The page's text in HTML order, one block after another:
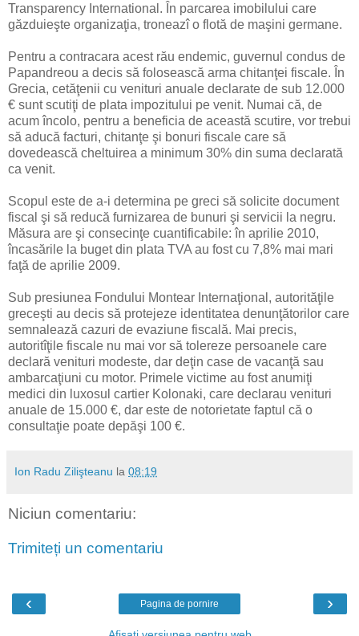
Transparency International. În parcarea imobilului care
găzduieşte organizaţia, troneazî o flotă de maşini germane.
Pentru a contracara acest rău endemic, guvernul condus de
Papandreou a decis să folosească arma chitanţei fiscale. În
Grecia, cetăţenii cu venituri anuale declarate de sub 12.000
€ sunt scutiţi de plata impozitului pe venit. Numai că, de
acum încolo, pentru a beneficia de această scutire, vor trebui
să aducă facturi, chitanţe şi bonuri fiscale care să
dovedească cheltuirea a minimum 30% din suma declarată
ca venit.
Scopul este de a-i determina pe greci să solicite document
fiscal şi să reducă furnizarea de bunuri şi servicii la negru.
Măsura are şi consecinţe cuantificabile: în aprilie 2010,
încasările la buget din plata TVA au fost cu 7,8% mai mari
faţă de aprilie 2009.
Sub presiunea Fondului Montear Internaţional, autorităţile
greceşti au decis să protejeze identitatea denunţătorilor care
semnalează cazuri de evaziune fiscală. Mai precis,
autoritîţile fiscale nu mai vor să tolereze persoanele care
declară venituri modeste, dar deţin case de vacanţă sau
ambarcaţiuni cu motor. Primele victime au fost anumiţi
medici din luxosul cartier Kolonaki, care declarau venituri
anuale de 15.000 €, dar este de notorietate faptul că o
consultaţie poate depăşi 100 €.
Ion Radu Zilişteanu la 08:19
Niciun comentariu:
Trimiteți un comentariu
‹ ›
Pagina de pornire